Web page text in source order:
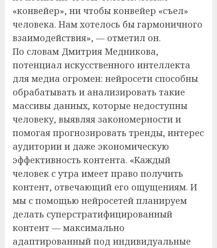
«конвейер», ни чтобы конвейер «съел»
человека. Нам хотелось бы гармоничного
взаимодействия», — отметил он.
По словам Дмитрия Медникова,
потенциал искусственного интеллекта
для медиа огромен: нейросети способны
обрабатывать и анализировать такие
массивы данных, которые недоступны
человеку, выявляя закономерности и
помогая прогнозировать тренды, интерес
аудитории и даже экономическую
эффективность контента. «Каждый
человек с утра имеет право получить
контент, отвечающий его ощущениям. И
мы с помощью нейросетей планируем
делать суперстратифицированный
контент — максимально
адаптированный под индивидуальные